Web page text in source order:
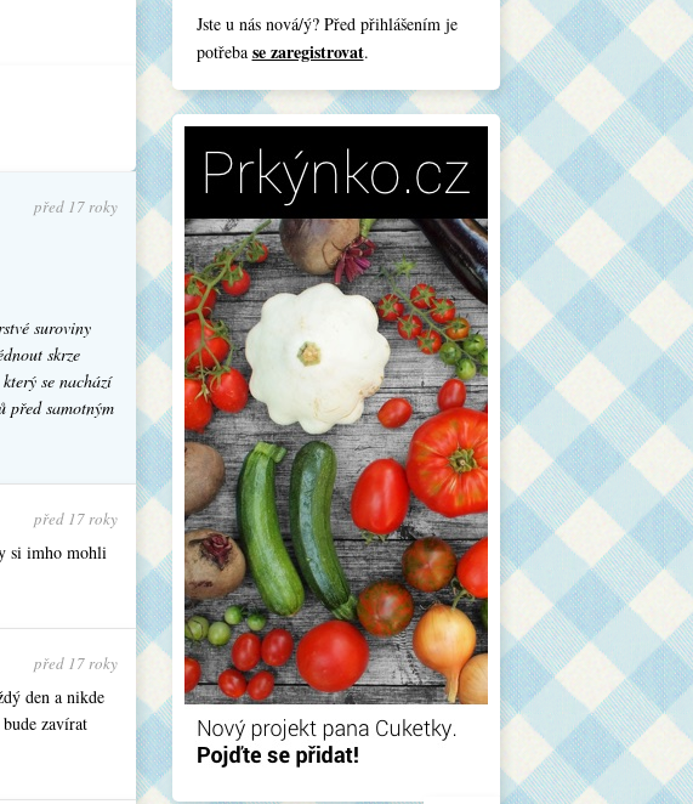
před 17 roky
suroviny
skrze
se nachází
před samotným
před 17 roky
si imho mohli
před 17 roky
den a nikde
zavírat
Jste u nás nová/ý? Před přihlášením je
potřeba se zaregistrovat.